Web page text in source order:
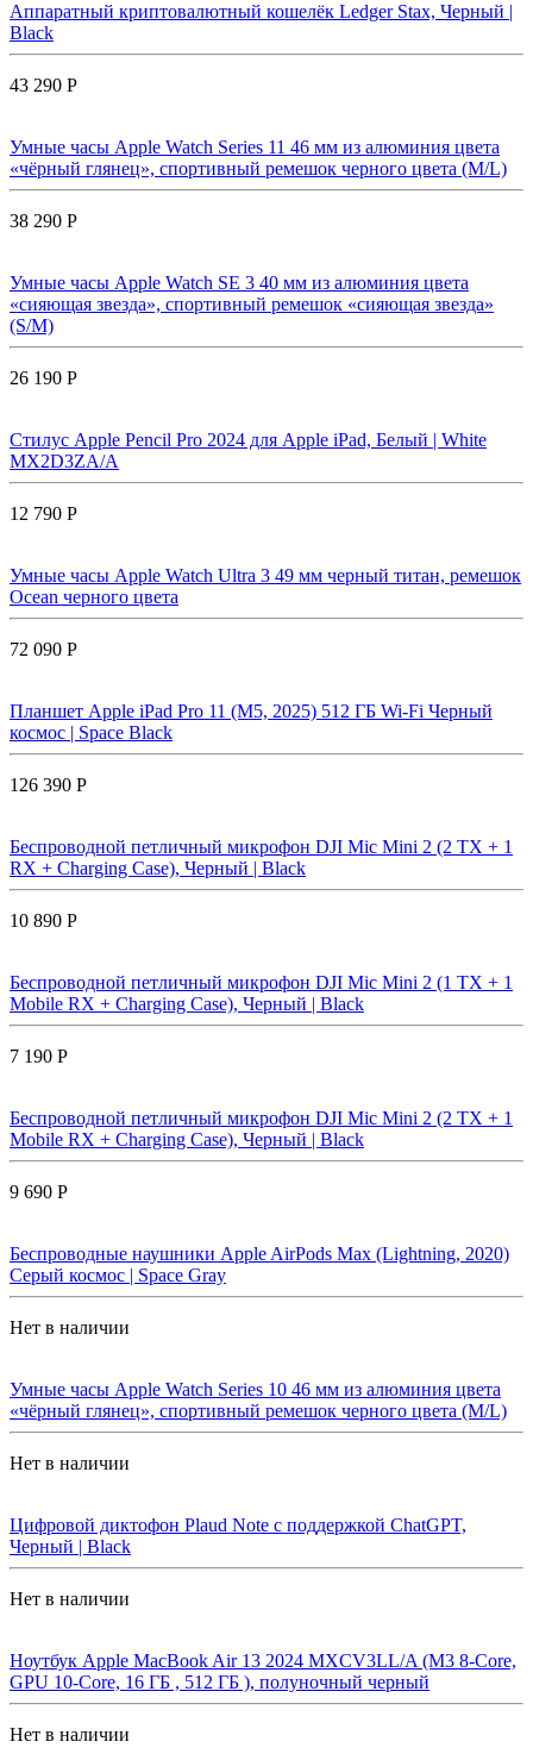
Аппаратный криптовалютный кошелёк Ledger Stax, Черный |
Black
43 290 Р
Умные часы Apple Watch Series 11 46 мм из алюминия цвета
«чёрный глянец», спортивный ремешок черного цвета (M/L)
38 290 Р
Умные часы Apple Watch SE 3 40 мм из алюминия цвета
«сияющая звезда», спортивный ремешок «сияющая звезда»
(S/M)
26 190 Р
Стилус Apple Pencil Pro 2024 для Apple iPad, Белый | White
MX2D3ZA/A
12 790 Р
Умные часы Apple Watch Ultra 3 49 мм черный титан, ремешок
Ocean черного цвета
72 090 Р
Планшет Apple iPad Pro 11 (M5, 2025) 512 ГБ Wi-Fi Черный
космос | Space Black
126 390 Р
Беспроводной петличный микрофон DJI Mic Mini 2 (2 TX + 1
RX + Charging Case), Черный | Black
10 890 Р
Беспроводной петличный микрофон DJI Mic Mini 2 (1 TX + 1
Mobile RX + Charging Case), Черный | Black
7 190 Р
Беспроводной петличный микрофон DJI Mic Mini 2 (2 TX + 1
Mobile RX + Charging Case), Черный | Black
9 690 Р
Беспроводные наушники Apple AirPods Max (Lightning, 2020)
Cерый космос | Space Gray
Нет в наличии
Умные часы Apple Watch Series 10 46 мм из алюминия цвета
«чёрный глянец», спортивный ремешок черного цвета (M/L)
Нет в наличии
Цифровой диктофон Plaud Note с поддержкой ChatGPT,
Черный | Black
Нет в наличии
Ноутбук Apple MacBook Air 13 2024 MXCV3LL/A (M3 8-Core,
GPU 10-Core, 16 ГБ , 512 ГБ ), полуночный черный
Нет в наличии